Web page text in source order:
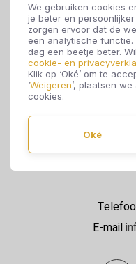
We gebruiken cookies
je beter en
zorgen ervoor dat de
een analytische
dag een beetje beter.
cookie- en
Klik op ‘Oké’ om te
‘Weigeren’, plaatsen
cookies.
Oké
E-mail